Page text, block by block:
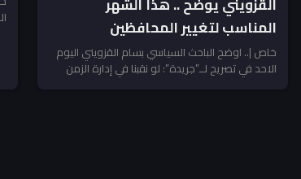
القزويني يوضح .. هذا الشهر
المناسب لتغيير المحافظين
خاص |.. اوضح الباحث السياسي بسام القزويني اليوم
الاحد في تصريح لــ”جريدة”: لو نقبنا في إدارة الزمن